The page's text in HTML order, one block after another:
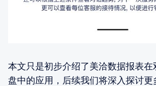
本文只是初步介绍了美洽数据报表在
盘中的应用，后续我们将深入探讨更